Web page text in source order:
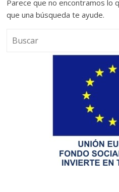
Parece que no encontramos lo
que una búsqueda te ayude.